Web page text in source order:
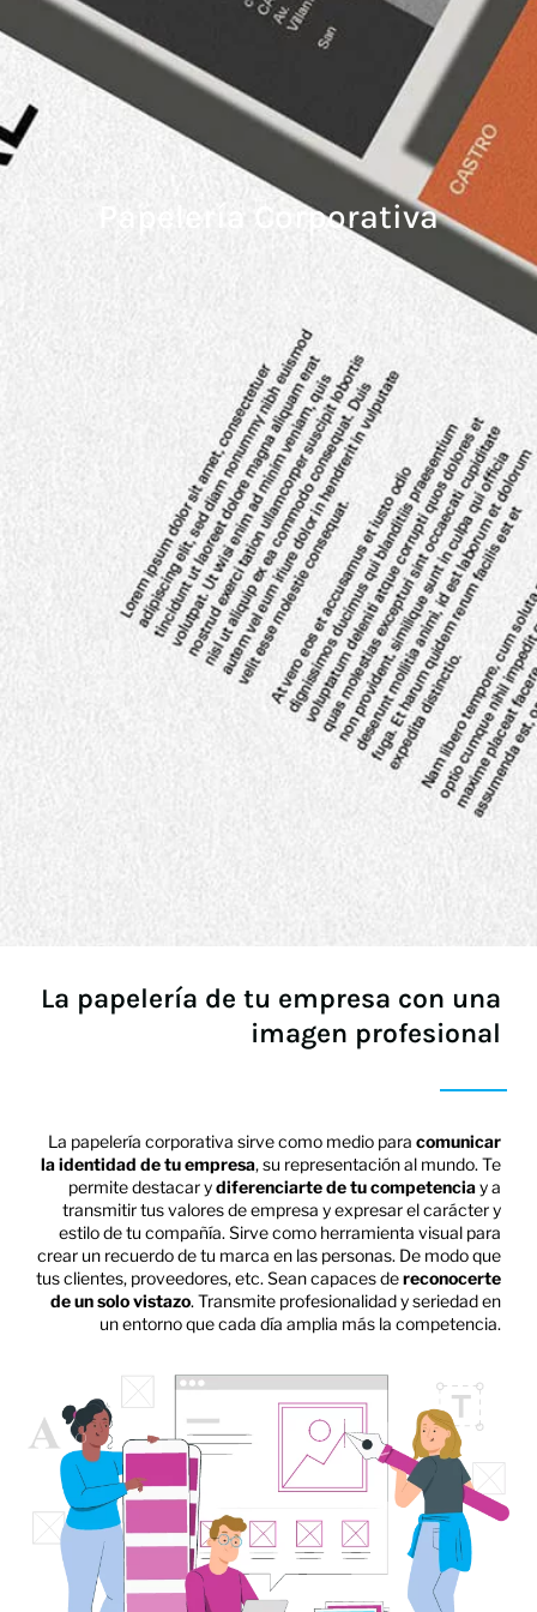
Papelería Corporativa
La papelería de tu empresa con una
imagen profesional
La papelería corporativa sirve como medio paracomunicar
la identidad de tu empresa, su representación al mundo. Te
permite destacar ydiferenciarte de tu competenciay a
transmitir tus valores de empresa y expresar el carácter y
estilo de tu compañía. Sirve como herramienta visual para
crear un recuerdo de tu marca en las personas. De modo que
tus clientes, proveedores, etc. Sean capaces dereconocerte
de un solo vistazo. Transmite profesionalidad y seriedad en
un entorno que cada día amplia más la competencia.